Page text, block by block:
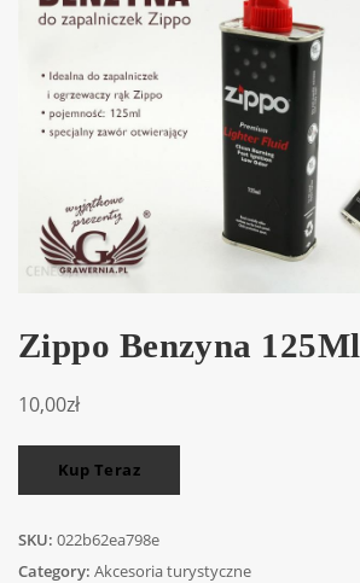
Zippo Benzyna 125Ml
10,00zł
Kup Teraz
SKU: 022b62ea798e
Category: Akcesoria turystyczne